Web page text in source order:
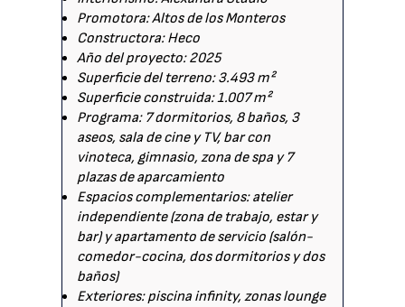
Promotora: Altos de los Monteros
Constructora: Heco
Año del proyecto: 2025
Superficie del terreno: 3.493 m²
Superficie construida: 1.007 m²
Programa: 7 dormitorios, 8 baños, 3
aseos, sala de cine y TV, bar con
vinoteca, gimnasio, zona de spa y 7
plazas de aparcamiento
Espacios complementarios: atelier
independiente (zona de trabajo, estar y
bar) y apartamento de servicio (salón-
comedor-cocina, dos dormitorios y dos
baños)
Exteriores: piscina infinity, zonas lounge